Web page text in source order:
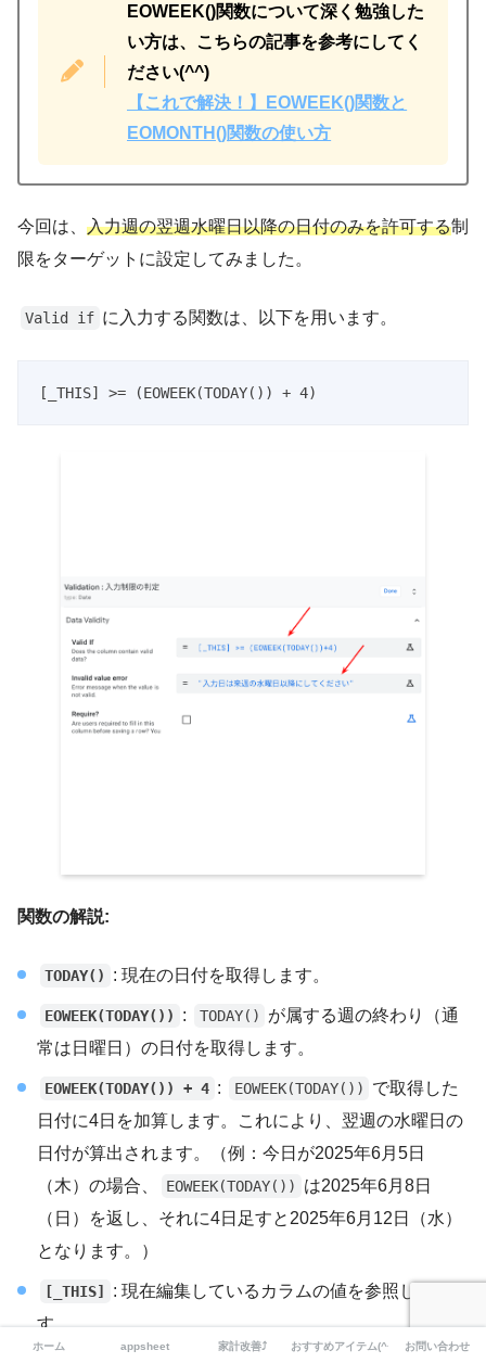
EOWEEK()関数について深く勉強した
い方は、こちらの記事を参考にしてく
ださい(^^)
【これで解決！】EOWEEK()関数と
EOMONTH()関数の使い方
今回は、 入力週の翌週水曜日以降の日付のみを許可する制
限をターゲットに設定してみました。
Valid if に入力する関数は、以下を用います。
[_THIS] >= (EOWEEK(TODAY()) + 4)
関数の解説:
TODAY() : 現在の日付を取得します。
EOWEEK(TODAY()) : TODAY()
が属する週の終わり（通
常は日曜日）の日付を取得します。
EOWEEK(TODAY()) + 4 : EOWEEK(TODAY())
で取得した
日付に4日を加算します。これにより、翌週の水曜日の
日付が算出されます。（例：今日が2025年6月5日
（木）の場合、
EOWEEK(TODAY())
は2025年6月8日
（日）を返し、それに4日足すと2025年6月12日（水）
となります。）
[_THIS]
: 現在編集しているカラムの値を参照しま
す。
ホーム appsheet 家計改善⤴ おすすめアイテム(^^) お問い合わせ